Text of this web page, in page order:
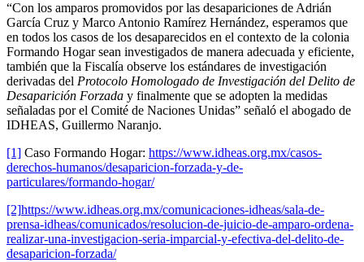
“Con los amparos promovidos por las desapariciones de Adrián
García Cruz y Marco Antonio Ramírez Hernández, esperamos que
en todos los casos de los desaparecidos en el contexto de la colonia
Formando Hogar sean investigados de manera adecuada y eficiente,
también que la Fiscalía observe los estándares de investigación
derivadas del Protocolo Homologado de Investigación del Delito de
Desaparición Forzada y finalmente que se adopten la medidas
señaladas por el Comité de Naciones Unidas” señaló el abogado de
IDHEAS, Guillermo Naranjo.
[1] Caso Formando Hogar: https://www.idheas.org.mx/casos-
derechos-humanos/desaparicion-forzada-y-de-
particulares/formando-hogar/
[2]https://www.idheas.org.mx/comunicaciones-idheas/sala-de-
prensa-idheas/comunicados/resolucion-de-juicio-de-amparo-ordena-
realizar-una-investigacion-seria-imparcial-y-efectiva-del-delito-de-
desaparicion-forzada/